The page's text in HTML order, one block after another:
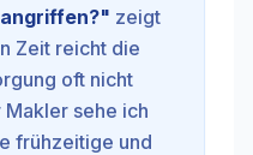
" zeigt
Zeit reicht die
oft nicht
Makler sehe ich
frühzeitige und